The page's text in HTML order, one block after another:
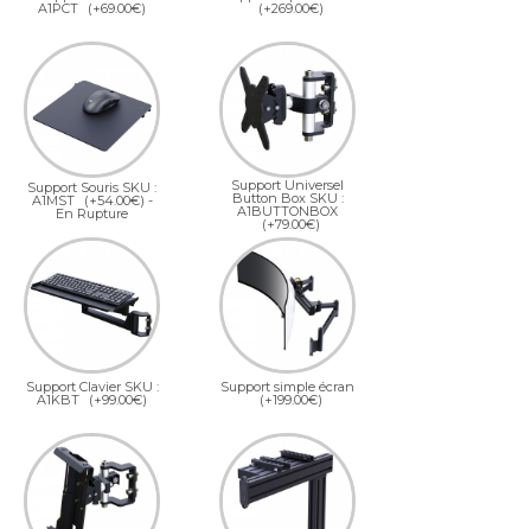
A1PCT (+69.00€) (+269.00€)
Support Souris SKU :
A1MST (+54.00€) -
En Rupture
Support Universel
Button Box SKU :
A1BUTTONBOX
(+79.00€)
Support Clavier SKU :
A1KBT (+99.00€)
Support simple écran
(+199.00€)